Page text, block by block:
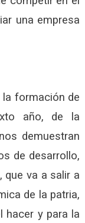
una empresa
formación de
año, de la
demuestran
de desarrollo,
que va a salir a
de la patria,
hacer y para la